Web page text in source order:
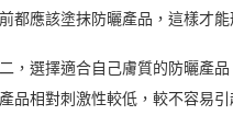
都應該塗抹防曬產品，這樣才
，選擇適合自己膚質的防曬產
品相對刺激性較低，較不容易引